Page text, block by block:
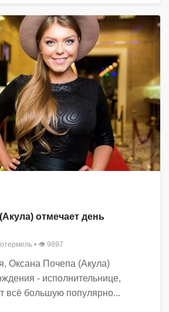
отмечает день
• 👁 9897
Оксана Почепа (Акула)
- исполнительнице,
всё большую популярно...